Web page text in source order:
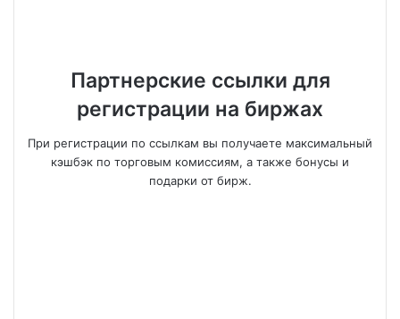
Партнерские ссылки для
регистрации на биржах
При регистрации по ссылкам вы получаете максимальный
кэшбэк по торговым комиссиям, а также бонусы и
подарки от бирж.